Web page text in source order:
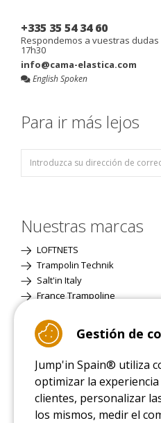
+335 35 54 34 60
Respondemos a vuestras
17h30
info@cama-elastica.com
English Spoken
Para ir más lejos
Nuestras marcas
LOFTNETS
Trampolin Technik
Salt'in Italy
France Trampoline
Página ClásicaGestión de
Jump'in Spain® utiliza
optimizar la
clientes, personalizar
los mismos, medir el